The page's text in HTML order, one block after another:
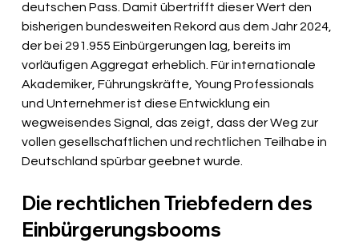
deutschen Pass. Damit übertrifft dieser Wert den
bisherigen bundesweiten Rekord aus dem Jahr 2024,
der bei 291.955 Einbürgerungen lag, bereits im
vorläufigen Aggregat erheblich. Für internationale
Akademiker, Führungskräfte, Young Professionals
und Unternehmer ist diese Entwicklung ein
wegweisendes Signal, das zeigt, dass der Weg zur
vollen gesellschaftlichen und rechtlichen Teilhabe in
Deutschland spürbar geebnet wurde.
Die rechtlichen Triebfedern des
Einbürgerungsbooms